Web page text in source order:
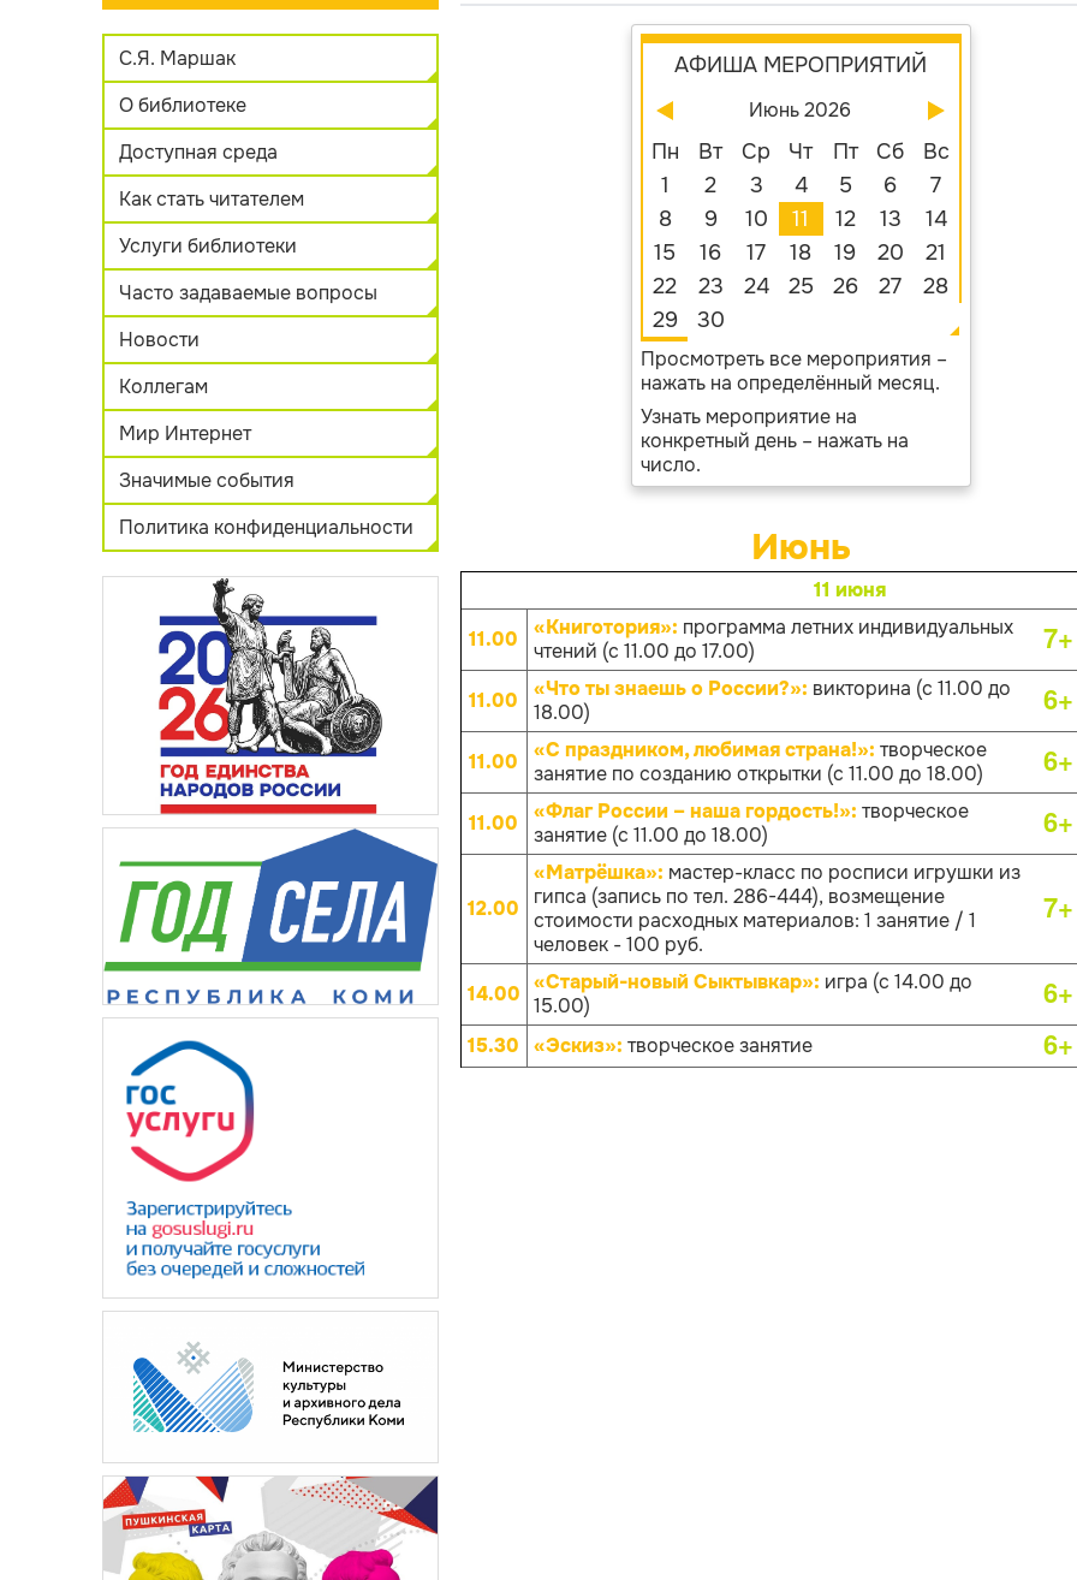
С.Я. Маршак
О библиотеке
Доступная среда
Как стать читателем
Услуги библиотеки
Часто задаваемые вопросы
Новости
Коллегам
Мир Интернет
Значимые события
Политика конфиденциальности
АФИША МЕРОПРИЯТИЙ
Июнь 2026
Пн Вт Ср Чт Пт Сб
Вс
1
2 3 4 5 6
7
8
9 10 11 12 13
14
15
16 17 18 19 20
21
22
23 24 25 26 27
28
29
30
Просмотреть все мероприятия –
нажать на определённый месяц.
Узнать мероприятие на
конкретный день – нажать на
число.
Июнь
11 июня
11.00
«Книготория»: программа летних индивидуальных
чтений (с 11.00 до 17.00)
7+
11.00
«Что ты знаешь о России?»: викторина (с 11.00 до
18.00)
6+
11.00 «С праздником, любимая страна!»: творческое
занятие по созданию открытки (с 11.00 до 18.00)
6+
11.00 «Флаг России – наша гордость!»: творческое
занятие (с 11.00 до 18.00)
6+
12.00
«Матрёшка»: мастер-класс по росписи игрушки из
гипса (запись по тел. 286-444), возмещение
стоимости расходных материалов: 1 занятие / 1
человек - 100 руб.
7+
14.00 «Старый-новый Сыктывкар»: игра (с 14.00 до
15.00)
6+
15.30 «Эскиз»: творческое занятие 6+